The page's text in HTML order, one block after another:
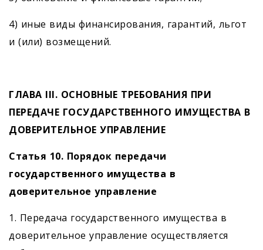
4) иные виды финансирования, гарантий, льгот
и (или) возмещений.
ГЛАВА III. ОСНОВНЫЕ ТРЕБОВАНИЯ ПРИ
ПЕРЕДАЧЕ ГОСУДАРСТВЕННОГО ИМУЩЕСТВА В
ДОВЕРИТЕЛЬНОЕ УПРАВЛЕНИЕ
Статья 10. Порядок передачи
государственного имущества в
доверительное управление
1. Передача государственного имущества в
доверительное управление осуществляется